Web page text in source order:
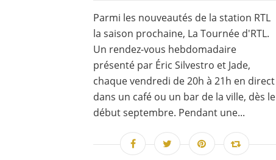
Parmi les nouveautés de la station RTL
la saison prochaine, La Tournée d'RTL.
Un rendez-vous hebdomadaire
présenté par Éric Silvestro et Jade,
chaque vendredi de 20h à 21h en direct
dans un café ou un bar de la ville, dès le
début septembre. Pendant une...